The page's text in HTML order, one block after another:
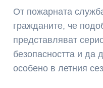
От пожарната
гражданите, че
представляват
безопасността и да
особено в летния